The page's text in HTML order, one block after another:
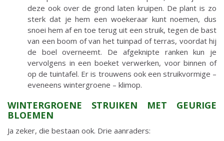
deze ook over de grond laten kruipen. De plant is zo
sterk dat je hem een woekeraar kunt noemen, dus
snoei hem af en toe terug uit een struik, tegen de bast
van een boom of van het tuinpad of terras, voordat hij
de boel overneemt. De afgeknipte ranken kun je
vervolgens in een boeket verwerken, voor binnen of
op de tuintafel. Er is trouwens ook een struikvormige –
eveneens wintergroene – klimop.
WINTERGROENE STRUIKEN MET GEURIGE
BLOEMEN
Ja zeker, die bestaan ook. Drie aanraders: